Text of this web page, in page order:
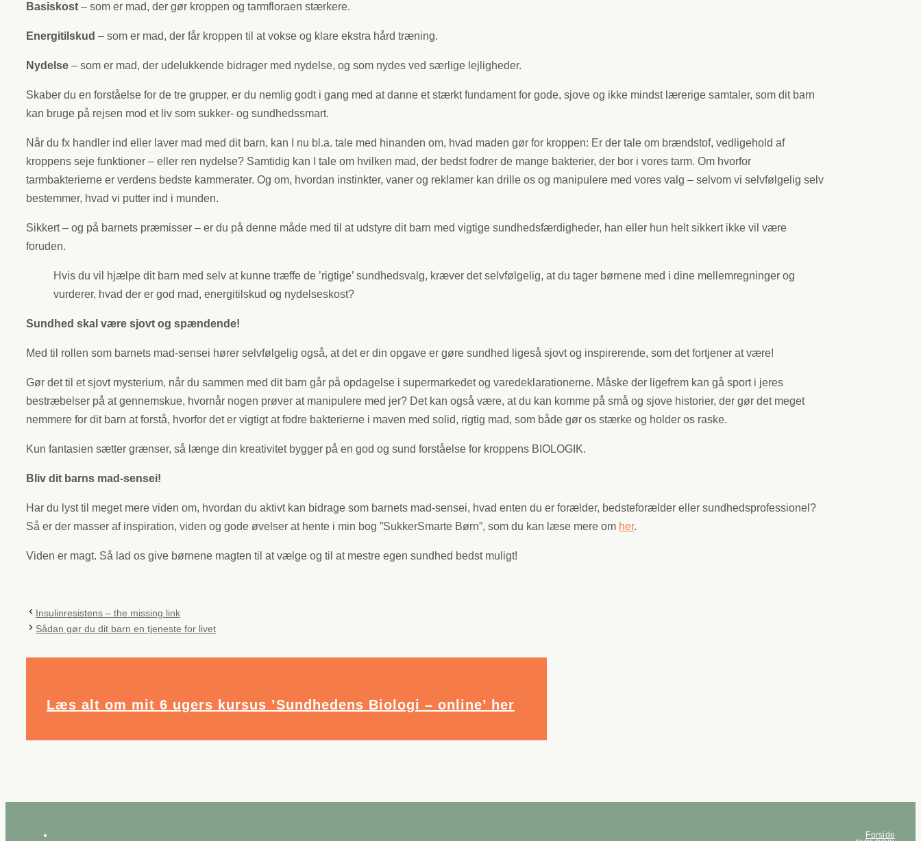
Basiskost – som er mad, der gør kroppen og tarmfloraen stærkere.
Energitilskud – som er mad, der får kroppen til at vokse og klare ekstra hård træning.
Nydelse – som er mad, der udelukkende bidrager med nydelse, og som nydes ved særlige lejligheder.
Skaber du en forståelse for de tre grupper, er du nemlig godt i gang med at danne et stærkt fundament for gode, sjove og ikke mindst lærerige samtaler, som dit barn
kan bruge på rejsen mod et liv som sukker- og sundhedssmart.
Når du fx handler ind eller laver mad med dit barn, kan I nu bl.a. tale med hinanden om, hvad maden gør for kroppen: Er der tale om brændstof, vedligehold af
kroppens seje funktioner – eller ren nydelse? Samtidig kan I tale om hvilken mad, der bedst fodrer de mange bakterier, der bor i vores tarm. Om hvorfor
tarmbakterierne er verdens bedste kammerater. Og om, hvordan instinkter, vaner og reklamer kan drille os og manipulere med vores valg – selvom vi selvfølgelig selv
bestemmer, hvad vi putter ind i munden.
Sikkert – og på barnets præmisser – er du på denne måde med til at udstyre dit barn med vigtige sundhedsfærdigheder, han eller hun helt sikkert ikke vil være
foruden.
Hvis du vil hjælpe dit barn med selv at kunne træffe de ’rigtige’ sundhedsvalg, kræver det selvfølgelig, at du tager børnene med i dine mellemregninger og
vurderer, hvad der er god mad, energitilskud og nydelseskost?
Sundhed skal være sjovt og spændende!
Med til rollen som barnets mad-sensei hører selvfølgelig også, at det er din opgave er gøre sundhed ligeså sjovt og inspirerende, som det fortjener at være!
Gør det til et sjovt mysterium, når du sammen med dit barn går på opdagelse i supermarkedet og varedeklarationerne. Måske der ligefrem kan gå sport i jeres
bestræbelser på at gennemskue, hvornår nogen prøver at manipulere med jer? Det kan også være, at du kan komme på små og sjove historier, der gør det meget
nemmere for dit barn at forstå, hvorfor det er vigtigt at fodre bakterierne i maven med solid, rigtig mad, som både gør os stærke og holder os raske.
Kun fantasien sætter grænser, så længe din kreativitet bygger på en god og sund forståelse for kroppens BIOLOGIK.
Bliv dit barns mad-sensei!
Har du lyst til meget mere viden om, hvordan du aktivt kan bidrage som barnets mad-sensei, hvad enten du er forælder, bedsteforælder eller sundhedsprofessionel?
Så er der masser af inspiration, viden og gode øvelser at hente i min bog ”SukkerSmarte Børn”, som du kan læse mere om her.
Viden er magt. Så lad os give børnene magten til at vælge og til at mestre egen sundhed bedst muligt!
Insulinresistens – the missing link
Sådan gør du dit barn en tjeneste for livet
Læs alt om mit 6 ugers kursus ’Sundhedens Biologi – online’ her
Forside